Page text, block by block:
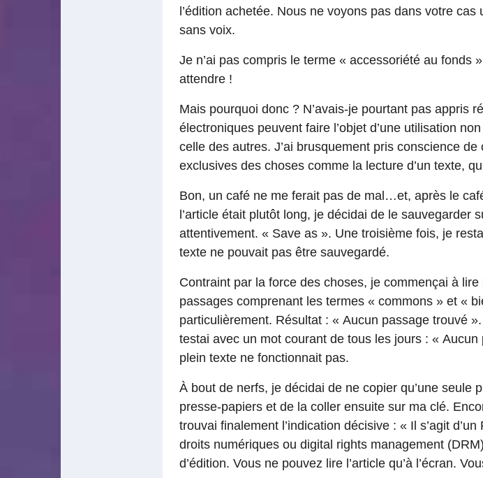
l’édition achetée. Nous ne voyons pas dans votre
sans voix.
Je n’ai pas compris le terme « accessoriété au fonds
attendre !
Mais pourquoi donc ? N’avais-je pourtant pas appris
électroniques peuvent faire l’objet d’une utilisation
celle des autres. J’ai brusquement pris conscience
exclusives des choses comme la lecture d’un texte,
Bon, un café ne me ferait pas de mal…et, après le
l’article était plutôt long, je décidai de le sauvegarder
attentivement. « Save as ». Une troisième fois, je
texte ne pouvait pas être sauvegardé.
Contraint par la force des choses, je commençai à
passages comprenant les termes « commons » et «
particulièrement. Résultat : « Aucun passage trouvé
testai avec un mot courant de tous les jours : «
plein texte ne fonctionnait pas.
À bout de nerfs, je décidai de ne copier qu’une seule
presse-papiers et de la coller ensuite sur ma clé.
trouvai finalement l’indication décisive : « Il s’agit
droits numériques ou digital rights management
d’édition. Vous ne pouvez lire l’article qu’à l’écran.